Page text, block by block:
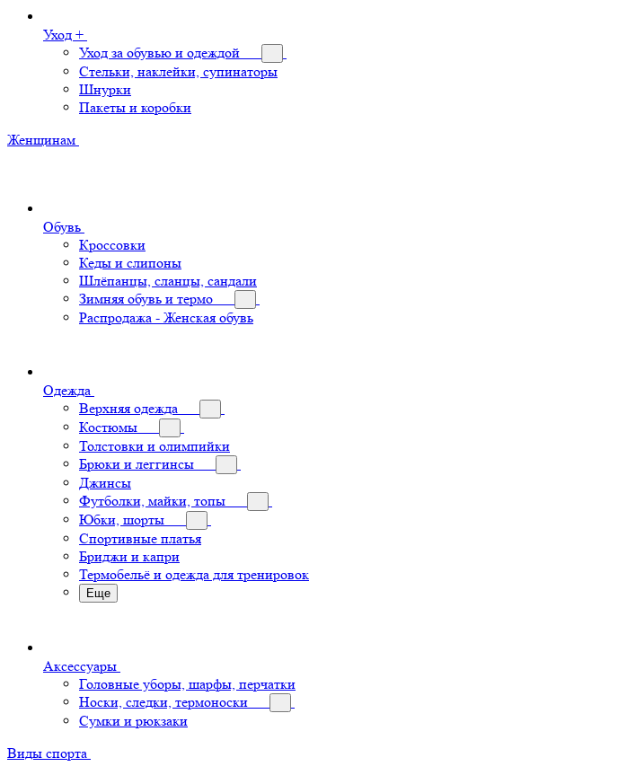
Уход +
Уход за обувью и одеждой
Стельки, наклейки, супинаторы
Шнурки
Пакеты и коробки
Женщинам
Обувь
Кроссовки
Кеды и слипоны
Шлёпанцы, сланцы, сандали
Зимняя обувь и термо
Распродажа - Женская обувь
Одежда
Верхняя одежда
Костюмы
Толстовки и олимпийки
Брюки и леггинсы
Джинсы
Футболки, майки, топы
Юбки, шорты
Спортивные платья
Бриджи и капри
Термобельё и одежда для тренировок
Еще
Аксессуары
Головные уборы, шарфы, перчатки
Носки, следки, термоноски
Сумки и рюкзаки
Виды спорта